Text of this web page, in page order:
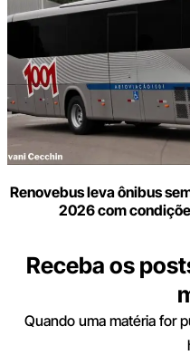
Renovebus leva ônibus
2026 com
Receba os
Quando uma matéria for